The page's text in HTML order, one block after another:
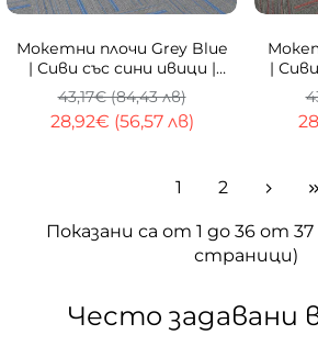
Мокетни плочи Grey Blue
| Сиви със сини ивици |
100x25cm
28,92€ (56,57 лв)
43,17€ (84,43 лв)
|
1 2
Показани са от 1 до 36 от
страници)
Често задавани